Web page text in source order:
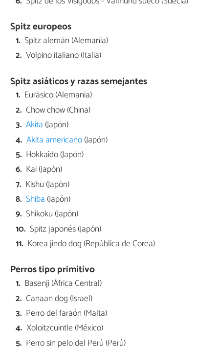
Spitz europeos
Spitz alemán (Alemania)
Volpino italiano (Italia)
Spitz asiáticos y razas semejantes
Eurásico (Alemania)
Chow chow (China)
Akita (Japón)
Akita americano(Japón)
Hokkaido (Japón)
Kai (Japón)
Kishu (Japón)
Shiba (Japón)
Shikoku (Japón)
Spitz japonés (Japón)
Korea jindo dog (República de Corea)
Perros tipo primitivo
Basenji (África Central)
Canaan dog (Israel)
Perro del faraón (Malta)
Xoloitzcuintle (México)
Perro sin pelo del Perú (Perú)